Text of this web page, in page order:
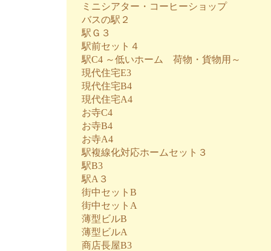
ミニシアター・コーヒーショップ
バスの駅２
駅Ｇ３
駅前セット４
駅C4 ～低いホーム 荷物・貨物用～
現代住宅E3
現代住宅B4
現代住宅A4
お寺C4
お寺B4
お寺A4
駅複線化対応ホームセット３
駅B3
駅A３
街中セットB
街中セットA
薄型ビルB
薄型ビルA
商店長屋B3